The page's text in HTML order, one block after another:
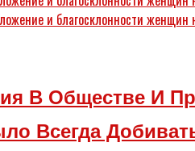
В Обществе И
Всегда